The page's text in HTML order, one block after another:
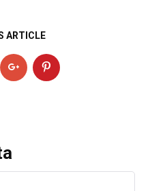
ARTICLE